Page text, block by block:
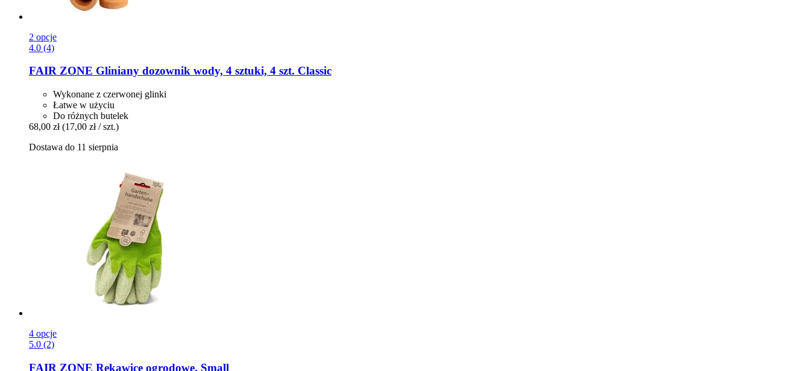
2 opcje
4.0 (4)
FAIR ZONE Gliniany dozownik wody, 4 sztuki, 4 szt. Classic
Wykonane z czerwonej glinki
Łatwe w użyciu
Do różnych butelek
68,00 zł (17,00 zł / szt.)
Dostawa do 11 sierpnia
4 opcje
5.0 (2)
FAIR ZONE Rękawice ogrodowe, Small